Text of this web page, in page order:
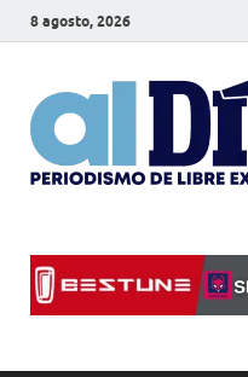
8 agosto, 2026